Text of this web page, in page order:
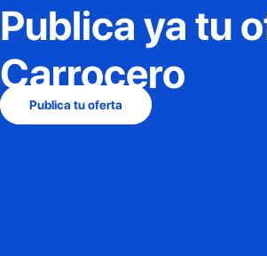
Publica ya tu
Carrocero
Publica tu oferta